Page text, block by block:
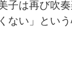
子は再び吹
ない」とい